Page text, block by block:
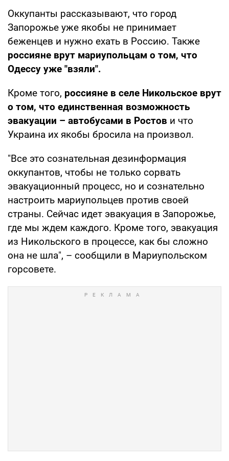
Оккупанты рассказывают, что город
Запорожье уже якобы не принимает
беженцев и нужно ехать в Россию. Также
россияне врут мариупольцам о том, что
Одессу уже "взяли".
Кроме того, россияне в селе Никольское врут
о том, что единственная возможность
эвакуации – автобусами в Ростов и что
Украина их якобы бросила на произвол.
"Все это сознательная дезинформация
оккупантов, чтобы не только сорвать
эвакуационный процесс, но и сознательно
настроить мариупольцев против своей
страны. Сейчас идет эвакуация в Запорожье,
где мы ждем каждого. Кроме того, эвакуация
из Никольского в процессе, как бы сложно
она не шла", – сообщили в Мариупольском
горсовете.